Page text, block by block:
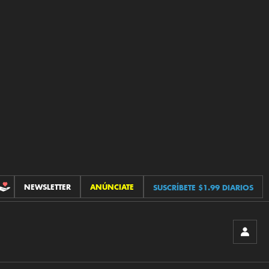
CONTRIBUCIONES
NEWSLETTER ANÚNCIATE SUSCRÍBETE $1.99 DIARIOS